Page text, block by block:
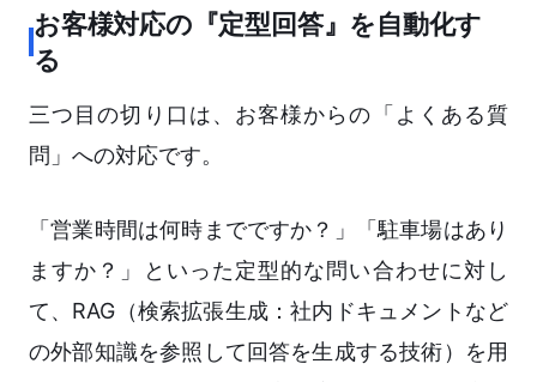
お客様対応の『定型回答』を自動化す
る
三つ目の切り口は、お客様からの「よくある質
問」への対応です。
「営業時間は何時までですか？」「駐車場はあり
ますか？」といった定型的な問い合わせに対し
て、RAG（検索拡張生成：社内ドキュメントなど
の外部知識を参照して回答を生成する技術）を用